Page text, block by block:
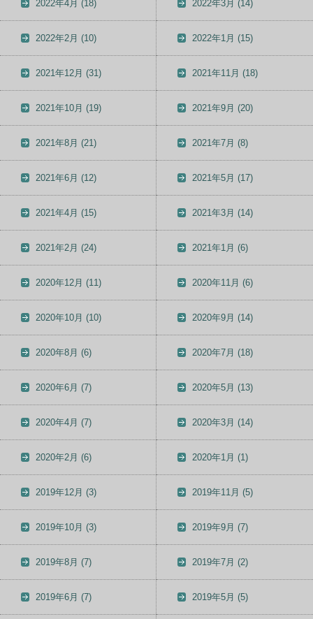
2022年4月 (18) 2022年3月 (14)
2022年2月 (10) 2022年1月 (15)
2021年12月 (31) 2021年11月 (18)
2021年10月 (19) 2021年9月 (20)
2021年8月 (21) 2021年7月 (8)
2021年6月 (12) 2021年5月 (17)
2021年4月 (15) 2021年3月 (14)
2021年2月 (24) 2021年1月 (6)
2020年12月 (11) 2020年11月 (6)
2020年10月 (10) 2020年9月 (14)
2020年8月 (6) 2020年7月 (18)
2020年6月 (7) 2020年5月 (13)
2020年4月 (7) 2020年3月 (14)
2020年2月 (6) 2020年1月 (1)
2019年12月 (3) 2019年11月 (5)
2019年10月 (3) 2019年9月 (7)
2019年8月 (7) 2019年7月 (2)
2019年6月 (7) 2019年5月 (5)